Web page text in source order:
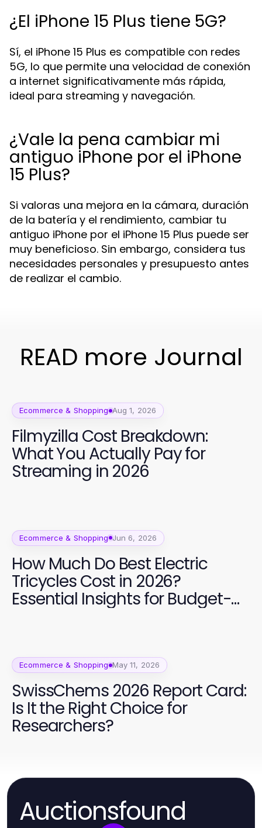
¿El iPhone 15 Plus tiene 5G?
Sí, el iPhone 15 Plus es compatible con redes
5G, lo que permite una velocidad de conexión
a internet significativamente más rápida,
ideal para streaming y navegación.
¿Vale la pena cambiar mi
antiguo iPhone por el iPhone
15 Plus?
Si valoras una mejora en la cámara, duración
de la batería y el rendimiento, cambiar tu
antiguo iPhone por el iPhone 15 Plus puede ser
muy beneficioso. Sin embargo, considera tus
necesidades personales y presupuesto antes
de realizar el cambio.
READ more Journal
Ecommerce & Shopping Aug 1, 2026
Filmyzilla Cost Breakdown:
What You Actually Pay for
Streaming in 2026
Ecommerce & Shopping Jun 6, 2026
How Much Do Best Electric
Tricycles Cost in 2026?
Essential Insights for Budget-
Ecommerce & Shopping May 11, 2026
SwissChems 2026 Report Card:
Is It the Right Choice for
Researchers?
Auctionsfound